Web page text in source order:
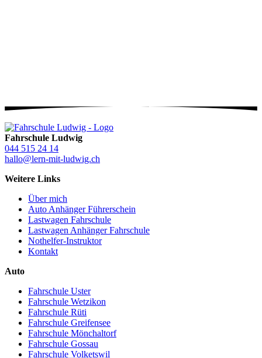
Fahrschule Ludwig
044 515 24 14
hallo@lern-mit-ludwig.ch
Weitere Links
Über mich
Auto Anhänger Führerschein
Lastwagen Fahrschule
Lastwagen Anhänger Fahrschule
Nothelfer-Instruktor
Kontakt
Auto
Fahrschule Uster
Fahrschule Wetzikon
Fahrschule Rüti
Fahrschule Greifensee
Fahrschule Mönchaltorf
Fahrschule Gossau
Fahrschule Volketswil